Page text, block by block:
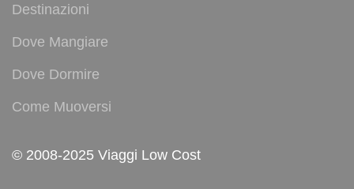
Destinazioni
Dove Mangiare
Dove Dormire
Come Muoversi
© 2008-2025 Viaggi Low Cost